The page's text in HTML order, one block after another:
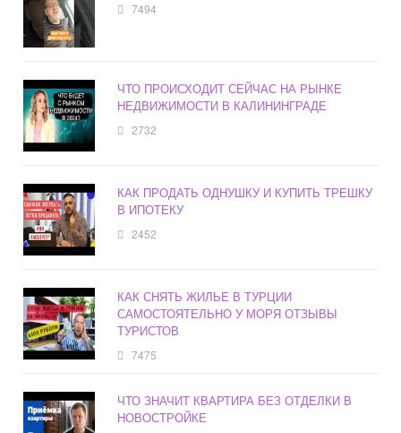
7494
ЧТО ПРОИСХОДИТ СЕЙЧАС НА РЫНКЕ
НЕДВИЖИМОСТИ В КАЛИНИНГРАДЕ
2732
КАК ПРОДАТЬ ОДНУШКУ И КУПИТЬ ТРЕШКУ
В ИПОТЕКУ
2452
КАК СНЯТЬ ЖИЛЬЕ В ТУРЦИИ
САМОСТОЯТЕЛЬНО У МОРЯ ОТЗЫВЫ
ТУРИСТОВ
7475
ЧТО ЗНАЧИТ КВАРТИРА БЕЗ ОТДЕЛКИ В
НОВОСТРОЙКЕ